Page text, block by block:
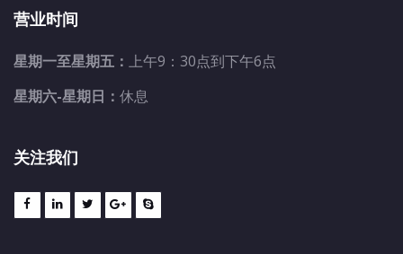
营业时间
星期一至星期五： 上午9：30点到下午6点
星期六-星期日： 休息
关注我们